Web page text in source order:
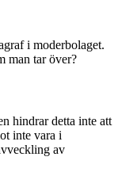
i moderbolaget.
man tar över?
hindrar detta inte att
inte vara i
av